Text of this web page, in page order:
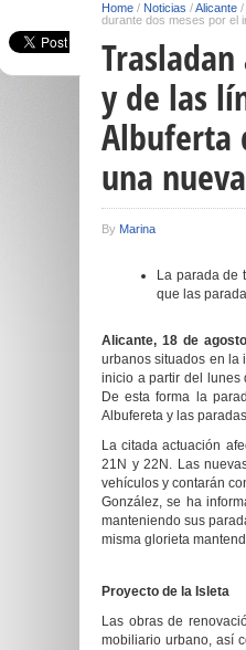
Home / Noticias /Alicante /
durante dos meses por el
y de las
Albuferta
una
By Marina
La parada de
que las
Alicante, 18 de
urbanos situados en la
inicio a partir del lunes
De esta forma la
Albufereta y las
La citada actuación
21N y 22N. Las
vehículos y contarán
González, se ha
manteniendo sus
misma glorieta
Proyecto de la Isleta
Las obras de
mobiliario urbano, así